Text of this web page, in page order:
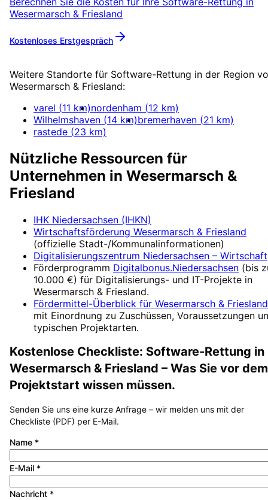
Wesermarsch & Friesland
Kostenloses Erstgespräch
Weitere Standorte für Software-Rettung in der Region
Wesermarsch & Friesland:
varel (11 km)nordenham (12 km)
Wilhelmshaven (14 km)bremerhaven (21 km)
rastede (23 km)
Nützliche Ressourcen für
Unternehmen in Wesermarsch &
Friesland
IHK Niedersachsen (IHKN)
Wirtschaftsförderung Wesermarsch & Friesland
(offizielle Stadt-/Kommunalinformationen)
Digitalisierungszentrum Niedersachsen – Wirtschaft
Förderprogramm Digitalbonus.Niedersachsen (bis
10.000 €) für Digitalisierungs- und IT-Projekte in
Wesermarsch & Friesland.
Fördermittel-Überblick für Wesermarsch & Friesland
mit Einordnung zu Zuschüssen, Voraussetzungen
typischen Projektarten.
Kostenlose Checkliste: Software-Rettung in
Wesermarsch & Friesland – Was Sie vor dem
Projektstart wissen müssen.
Senden Sie uns eine kurze Anfrage – wir melden uns mit der
Checkliste (PDF) per E-Mail.
Name *
E-Mail *
Nachricht *